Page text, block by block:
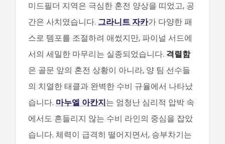
미드필더 지역은 극심한 혼전 양상을 띠었고, 공
간은 사치였습니다. 그라니트 자카가 다양한 패
스로 템포를 조절하려 애썼지만, 파이널 서드에
서의 세밀한 마무리는 실종되었습니다. 격렬함
은 골문 앞의 혼전 상황이 아니라, 양 팀 선수들
의 치열한 태클과 완벽한 수비 규율에서 나타났
습니다. 마누엘 아칸지는 엄청난 심리적 압박 속
에서도 흔들리지 않는 수비 라인의 중심을 잡았
습니다. 체력이 급격히 떨어지면서, 승부차기는